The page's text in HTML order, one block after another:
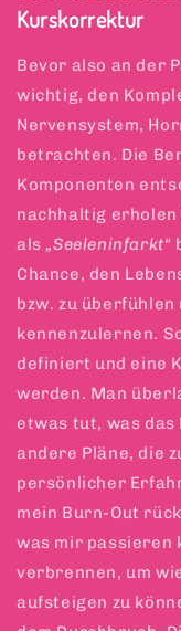
Kurskorrektur
Bevor also an der
wichtig, den
Nervensystem,
betrachten. Die
Komponenten
nachhaltig erholen
als„Seeleninfarkt“
Chance, den
bzw. zu
kennenzulernen.
definiert und eine
werden. Man
etwas tut, was
andere Pläne, die
persönlicher
mein Burn-Out
was mir passieren
verbrennen, um
aufsteigen zu